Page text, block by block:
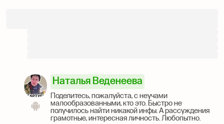
Наталья Веденеева
Поделитесь, пожалуйста, с неучами
малообразованными, кто это. Быстро не
получилось найти никакой инфы. А рассуждения
грамотные, интересная личность. Любопытно.